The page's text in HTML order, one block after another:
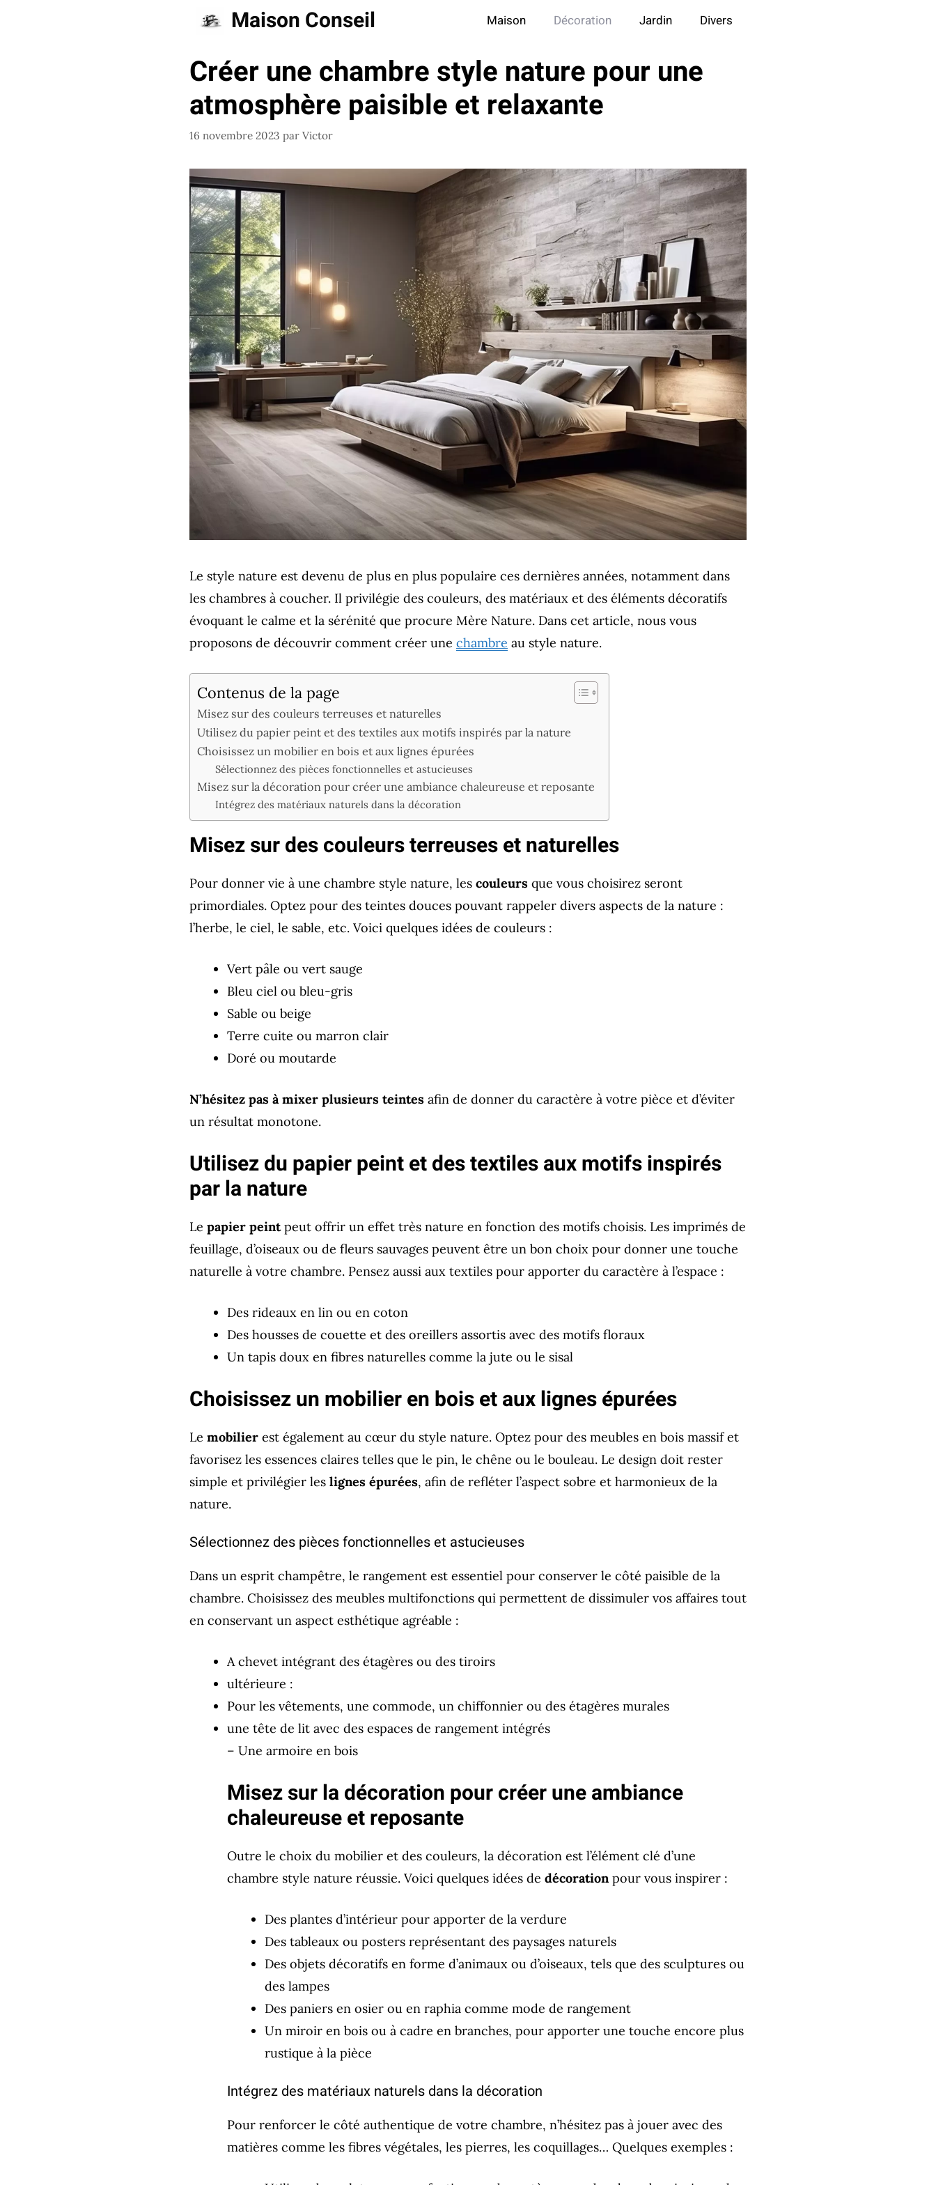
Maison Conseil Maison Décoration Jardin Divers
Créer une chambre style nature pour une
atmosphère paisible et relaxante
16 novembre 2023 par Victor
Le style nature est devenu de plus en plus populaire ces dernières années, notamment dans
les chambres à coucher. Il privilégie des couleurs, des matériaux et des éléments décoratifs
évoquant le calme et la sérénité que procure Mère Nature. Dans cet article, nous vous
proposons de découvrir comment créer une chambre au style nature.
Contenus de la page
Misez sur des couleurs terreuses et naturelles
Utilisez du papier peint et des textiles aux motifs inspirés par la nature
Choisissez un mobilier en bois et aux lignes épurées
Sélectionnez des pièces fonctionnelles et astucieuses
Misez sur la décoration pour créer une ambiance chaleureuse et reposante
Intégrez des matériaux naturels dans la décoration
Misez sur des couleurs terreuses et naturelles
Pour donner vie à une chambre style nature, les couleurs que vous choisirez seront
primordiales. Optez pour des teintes douces pouvant rappeler divers aspects de la nature :
l’herbe, le ciel, le sable, etc. Voici quelques idées de couleurs :
Vert pâle ou vert sauge
Bleu ciel ou bleu-gris
Sable ou beige
Terre cuite ou marron clair
Doré ou moutarde
N’hésitez pas à mixer plusieurs teintes afin de donner du caractère à votre pièce et d’éviter
un résultat monotone.
Utilisez du papier peint et des textiles aux motifs inspirés
par la nature
Le papier peintpeut offrir un effet très nature en fonction des motifs choisis. Les imprimés de
feuillage, d’oiseaux ou de fleurs sauvages peuvent être un bon choix pour donner une touche
naturelle à votre chambre. Pensez aussi aux textiles pour apporter du caractère à l’espace :
Des rideaux en lin ou en coton
Des housses de couette et des oreillers assortis avec des motifs floraux
Un tapis doux en fibres naturelles comme la jute ou le sisal
Choisissez un mobilier en bois et aux lignes épurées
Le mobilier est également au cœur du style nature. Optez pour des meubles en bois massif et
favorisez les essences claires telles que le pin, le chêne ou le bouleau. Le design doit rester
simple et privilégier les lignes épurées, afin de refléter l’aspect sobre et harmonieux de la
nature.
Sélectionnez des pièces fonctionnelles et astucieuses
Dans un esprit champêtre, le rangement est essentiel pour conserver le côté paisible de la
chambre. Choisissez des meubles multifonctions qui permettent de dissimuler vos affaires tout
en conservant un aspect esthétique agréable :
A chevet intégrant des étagères ou des tiroirs
ultérieure :
Pour les vêtements, une commode, un chiffonnier ou des étagères murales
une tête de lit avec des espaces de rangement intégrés
– Une armoire en bois
Misez sur la décoration pour créer une ambiance
chaleureuse et reposante
Outre le choix du mobilier et des couleurs, la décoration est l’élément clé d’une
chambre style nature réussie. Voici quelques idées de décorationpour vous inspirer :
Des plantes d’intérieur pour apporter de la verdure
Des tableaux ou posters représentant des paysages naturels
Des objets décoratifs en forme d’animaux ou d’oiseaux, tels que des sculptures ou
des lampes
Des paniers en osier ou en raphia comme mode de rangement
Un miroir en bois ou à cadre en branches, pour apporter une touche encore plus
rustique à la pièce
Intégrez des matériaux naturels dans la décoration
Pour renforcer le côté authentique de votre chambre, n’hésitez pas à jouer avec des
matières comme les fibres végétales, les pierres, les coquillages… Quelques exemples :